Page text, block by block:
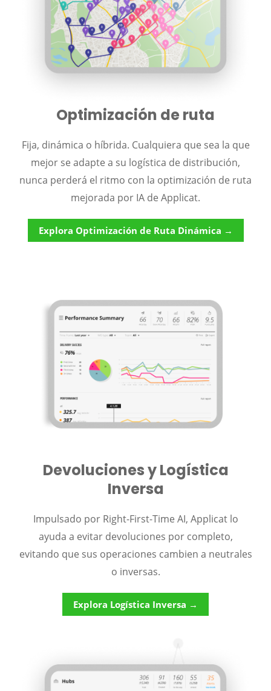
Optimización de ruta
Fija, dinámica o híbrida. Cualquiera que sea la que
mejor se adapte a su logística de distribución,
nunca perderá el ritmo con la optimización de ruta
mejorada por IA de Applicat.
Explora Optimización de Ruta Dinámica →
Devoluciones y Logística
Inversa
Impulsado por Right-First-Time AI, Applicat lo
ayuda a evitar devoluciones por completo,
evitando que sus operaciones cambien a neutrales
o inversas.
Explora Logística Inversa →